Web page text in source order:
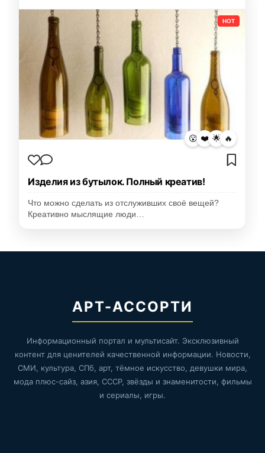
HOT
😮 ❤️ 🌟 🔥
Изделия из бутылок. Полный креатив!
Что можно сделать из отслуживших своё вещей?
Креативно мыслящие люди…
АРТ-АССОРТИ
Информационный портал и мультисайт. Эксклюзивный
контент для ценителей качественной информации. Новости,
СМИ, культура, СПб, арт, тёмное искусство, девушки мира,
мода плюс-сайз, азия, СССР, звёзды и знаменитости, фильмы
и сериалы, игры.